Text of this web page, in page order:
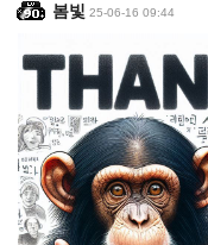
봄빛 25-06-16 09:44